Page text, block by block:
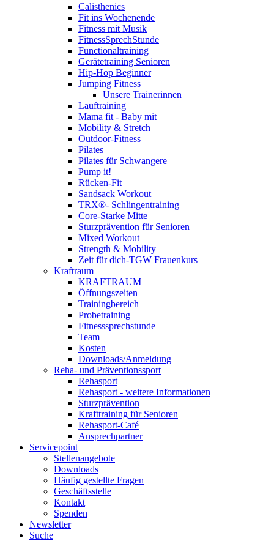
Calisthenics
Fit ins Wochenende
Fitness mit Musik
FitnessSprechStunde
Functionaltraining
Gerätetraining Senioren
Hip-Hop Beginner
Jumping Fitness
Unsere Trainerinnen
Lauftraining
Mama fit - Baby mit
Mobility & Stretch
Outdoor-Fitness
Pilates
Pilates für Schwangere
Pump it!
Rücken-Fit
Sandsack Workout
TRX®- Schlingentraining
Core-Starke Mitte
Sturzprävention für Senioren
Mixed Workout
Strength & Mobility
Zeit für dich-TGW Frauenkurs
Kraftraum
KRAFTRAUM
Öffnungszeiten
Trainingbereich
Probetraining
Fitnesssprechstunde
Team
Kosten
Downloads/Anmeldung
Reha- und Präventionssport
Rehasport
Rehasport - weitere Informationen
Sturzprävention
Krafttraining für Senioren
Rehasport-Café
Ansprechpartner
Servicepoint
Stellenangebote
Downloads
Häufig gestellte Fragen
Geschäftsstelle
Kontakt
Spenden
Newsletter
Suche